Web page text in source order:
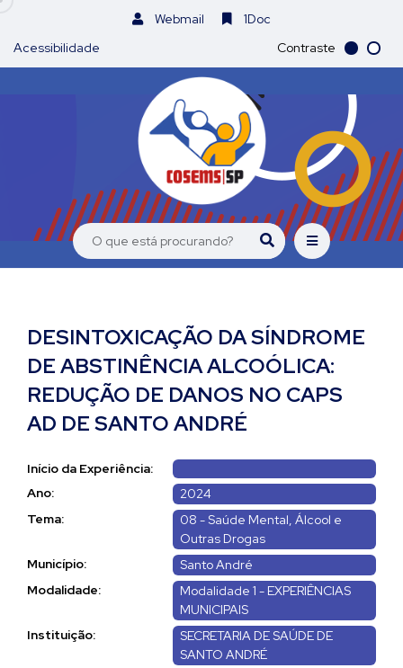
Webmail
1Doc
Acessibilidade
Contraste
DESINTOXICAÇÃO DA SÍNDROME
DE ABSTINÊNCIA ALCOÓLICA:
REDUÇÃO DE DANOS NO CAPS
AD DE SANTO ANDRÉ
Início da Experiência:
Ano:
2024
Tema:
08 - Saúde Mental, Álcool e
Outras Drogas
Município:
Santo André
Modalidade:
Modalidade 1 - EXPERIÊNCIAS
MUNICIPAIS
Instituição:
SECRETARIA DE SAÚDE DE
SANTO ANDRÉ